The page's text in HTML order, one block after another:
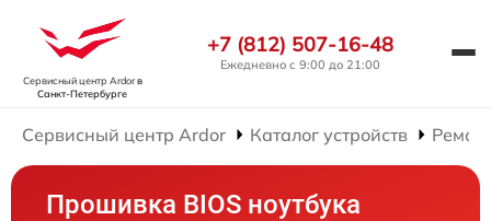
Сервисный центр Ardorв
Санкт-Петербурге
+7 (812) 507-16-48
Ежедневно с 9:00 до 21:00
Сервисный центр Ardor Каталог устройств
Прошивка BIOS ноутбука